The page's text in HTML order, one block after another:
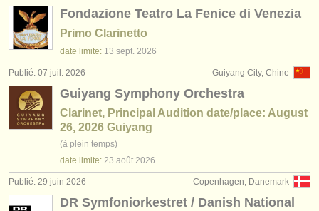
Fondazione Teatro La Fenice di Venezia
Primo Clarinetto
date limite: 13 sept. 2026
Guiyang City, Chine
Publié: 07 juil. 2026
Guiyang Symphony Orchestra
Clarinet, Principal Audition date/place: August
26, 2026 Guiyang
(à plein temps)
date limite: 23 août 2026
Copenhagen, Danemark
Publié: 29 juin 2026
DR Symfoniorkestret / Danish National